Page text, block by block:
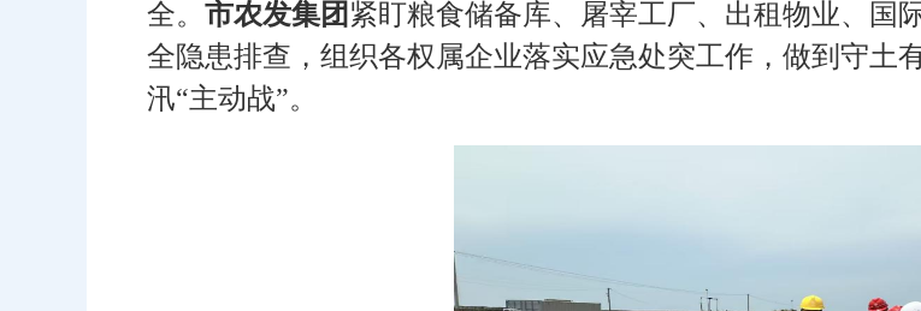
全。 市农发集团 紧盯粮食储备库、屠宰工厂、出租物业、国
全隐患排查，组织各权属企业落实应急处突工作，做到守土
汛“主动战”。